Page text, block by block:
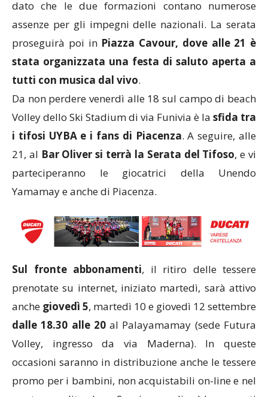
dato che le due formazioni contano numerose
assenze per gli impegni delle nazionali. La serata
proseguirà poi in Piazza Cavour, dove alle 21 è
stata organizzata una festa di saluto aperta a
tutti con musica dal vivo.
Da non perdere venerdì alle 18 sul campo di beach
Volley dello Ski Stadium di via Funivia è la sfida tra
i tifosi UYBA e i fans di Piacenza. A seguire, alle
21, al Bar Oliver si terrà la Serata del Tifoso, e vi
parteciperanno le giocatrici della Unendo
Yamamay e anche di Piacenza.
Sul fronte abbonamenti, il ritiro delle tessere
prenotate su internet, iniziato martedì, sarà attivo
anche giovedì 5, martedì 10 e giovedì 12 settembre
dalle 18.30 alle 20al Palayamamay (sede Futura
Volley, ingresso da via Maderna). In queste
occasioni saranno in distribuzione anche le tessere
promo per i bambini, non acquistabili on-line e nel